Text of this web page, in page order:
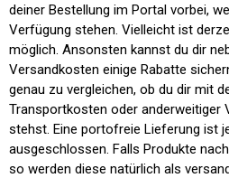
deiner Bestellung im Portal vorbei,
Verfügung stehen. Vielleicht ist
möglich. Ansonsten kannst du dir
Versandkosten einige Rabatte
genau zu vergleichen, ob du dir mit
Transportkosten oder anderweitiger
stehst. Eine portofreie Lieferung ist
ausgeschlossen. Falls Produkte
so werden diese natürlich als